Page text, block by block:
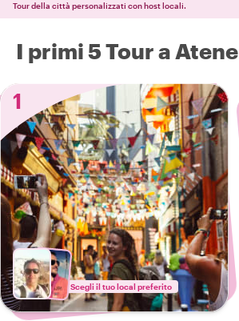
Tour della città personalizzati con host locali.
I primi 5 Tour a Atene
1
Scegli il tuo local preferito